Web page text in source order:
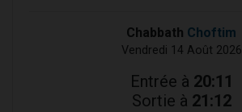
Chabbath Choftim
Vendredi 14 Août 2026
Entrée à 20:11
Sortie à 21:12